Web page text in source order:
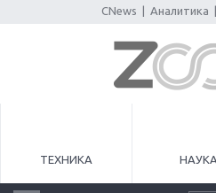
CNews Аналитика
ТЕХНИКА НАУКА